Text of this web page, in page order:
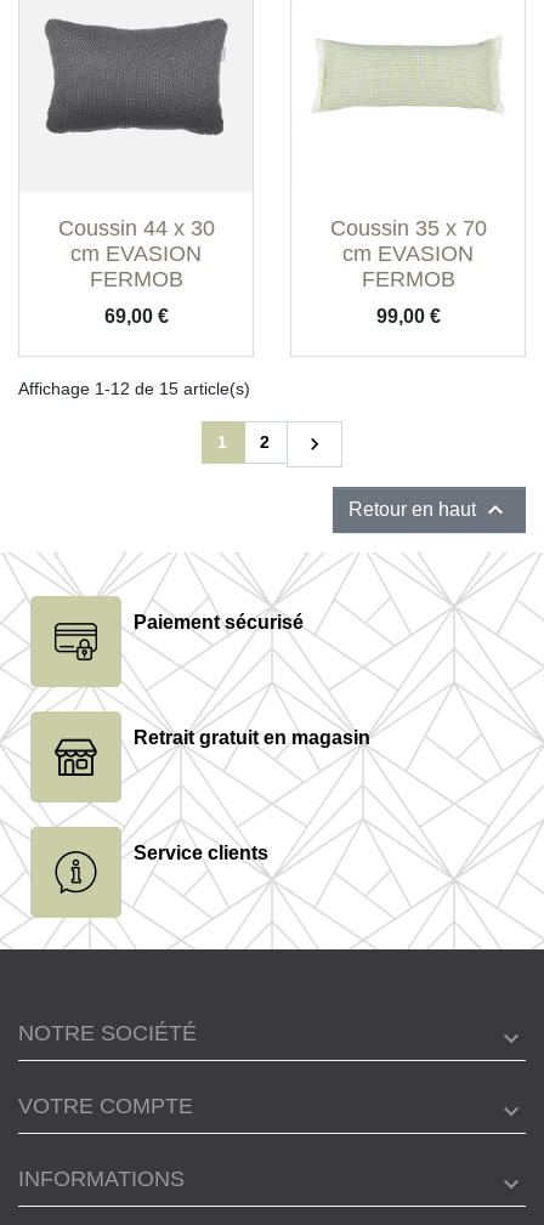
Coussin 44 x 30
cm EVASION
FERMOB
Prix
69,00 €
Coussin 35 x 70
cm EVASION
FERMOB
Prix
99,00 €
Affichage 1-12 de 15 article(s)
1 2 Suivant

Retour en haut 
Paiement sécurisé
Retrait gratuit en magasin
Service clients
NOTRE SOCIÉTÉ
VOTRE COMPTE
INFORMATIONS